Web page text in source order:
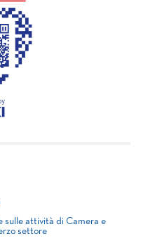
sulle attività di Camera e
settore